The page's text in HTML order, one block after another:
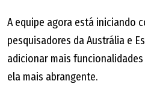
A equipe agora está iniciando
pesquisadores da Austrália e
adicionar mais
ela mais abrangente.